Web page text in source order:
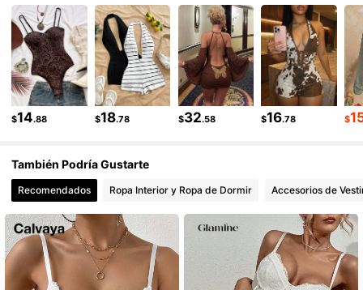
4.91 2.4M Seguidores
4.91 2.4M Seguidores
4.91 2.4M Seguidores
4.91 2.4M Seguidores
$14.88 $18.78 $32.58 $16.78 $
También Podría Gustarte
Recomendados Ropa Interior y Ropa de Dormir Accesorios de